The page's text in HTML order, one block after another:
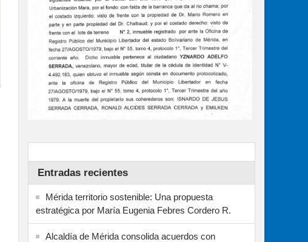
Entradas recientes
Mérida territorio sostenible: Una propuesta
estratégica por María Eugenia Febres Cordero R.
Alcaldía de Mérida consolida acuerdos con